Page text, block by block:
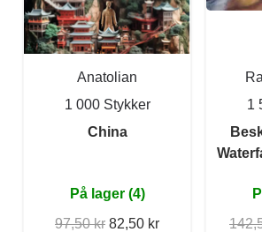
Anatolian
1 000 Stykker
China
På lager (4)
97,50 kr 82,50 kr
1